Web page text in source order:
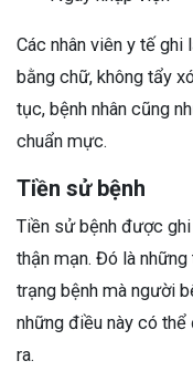
Các nhân viên y tế
bằng chữ, không tẩy
tục, bệnh nhân cũng
chuẩn mực.
Tiền sử bệnh
Tiền sử bệnh được
thận mạn. Đó là
trạng bệnh mà người
những điều này có
ra.